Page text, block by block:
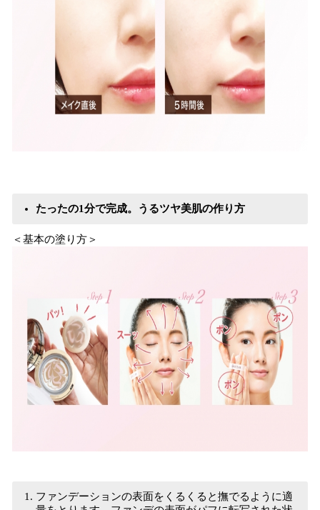
たったの1分で完成。うるツヤ美肌の作り方
＜基本の塗り方＞
ファンデーションの表面をくるくると撫でるように適